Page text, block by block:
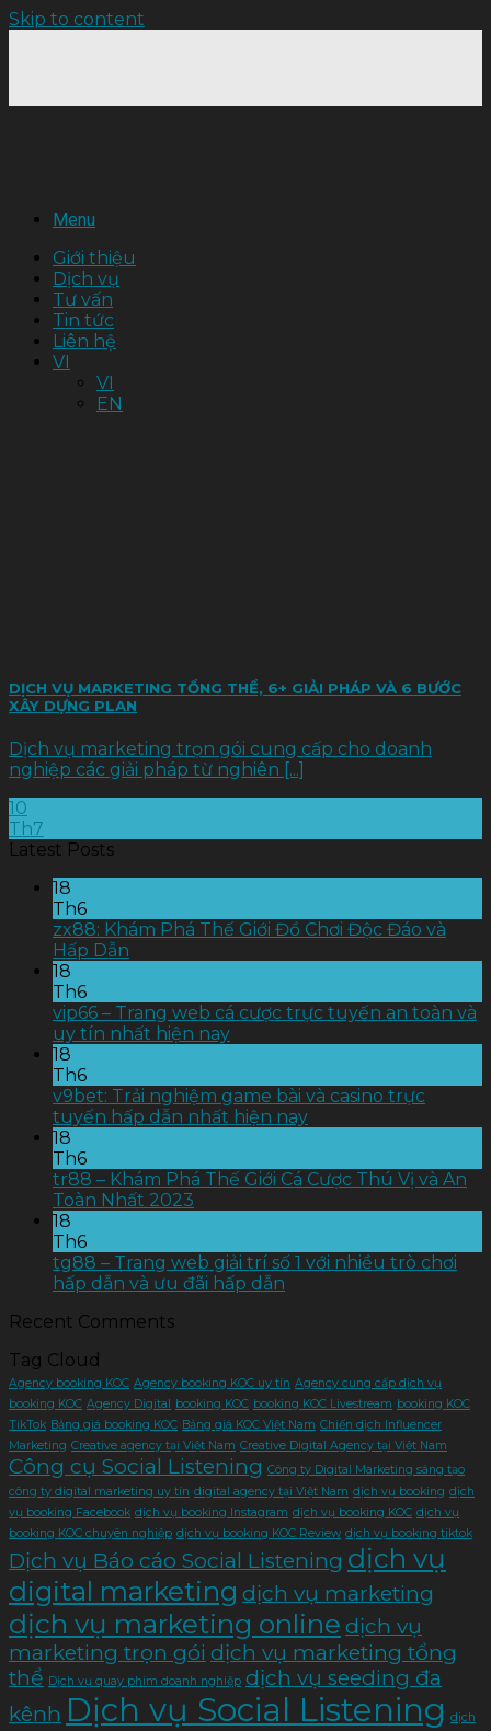
Skip to content
Menu
Giới thiệu
Dịch vụ
Tư vấn
Tin tức
Liên hệ
VI
VI
EN
DỊCH VỤ MARKETING TỔNG THỂ, 6+ GIẢI PHÁP VÀ 6 BƯỚC
XÂY DỰNG PLAN
Dịch vụ marketing trọn gói cung cấp cho doanh
nghiệp các giải pháp từ nghiên [...]
10
Th7
Latest Posts
18
Th6
zx88: Khám Phá Thế Giới Đồ Chơi Độc Đáo và
Hấp Dẫn
18
Th6
vip66 – Trang web cá cược trực tuyến an toàn và
uy tín nhất hiện nay
18
Th6
v9bet: Trải nghiệm game bài và casino trực
tuyến hấp dẫn nhất hiện nay
18
Th6
tr88 – Khám Phá Thế Giới Cá Cược Thú Vị và An
Toàn Nhất 2023
18
Th6
tg88 – Trang web giải trí số 1 với nhiều trò chơi
hấp dẫn và ưu đãi hấp dẫn
Recent Comments
Tag Cloud
Agency booking KOC Agency booking KOC uy tín Agency cung cấp dịch vụ
booking KOC Agency Digital booking KOC booking KOC Livestream booking KOC
TikTok Bảng giá booking KOC Bảng giá KOC Việt Nam Chiến dịch Influencer
Marketing Creative agency tại Việt Nam Creative Digital Agency tại Việt Nam
Công cụ Social Listening Công ty Digital Marketing sáng tạo
công ty digital marketing uy tín digital agency tại Việt Nam dịch vụ booking dịch
vụ booking Facebook dịch vụ booking Instagram dịch vụ booking KOC dịch vụ
booking KOC chuyên nghiệp dịch vụ booking KOC Review dịch vụ booking tiktok
Dịch vụ Báo cáo Social Listening dịch vụ
digital marketing dịch vụ marketing
dịch vụ marketing online dịch vụ
marketing trọn gói dịch vụ marketing tổng
thể Dịch vụ quay phim doanh nghiệp dịch vụ seeding đa
kênh Dịch vụ Social Listening dịch